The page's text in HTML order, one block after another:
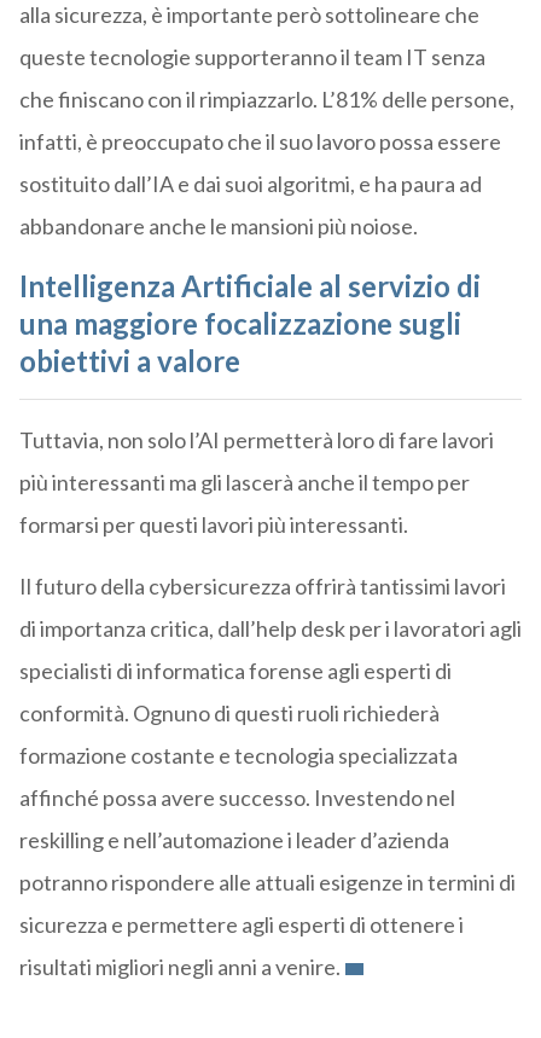
alla sicurezza, è importante però sottolineare che
queste tecnologie supporteranno il team IT senza
che finiscano con il rimpiazzarlo. L’81% delle persone,
infatti, è preoccupato che il suo lavoro possa essere
sostituito dall’IA e dai suoi algoritmi, e ha paura ad
abbandonare anche le mansioni più noiose.
Intelligenza Artificiale al servizio di
una maggiore focalizzazione sugli
obiettivi a valore
Tuttavia, non solo l’AI permetterà loro di fare lavori
più interessanti ma gli lascerà anche il tempo per
formarsi per questi lavori più interessanti.
Il futuro della cybersicurezza offrirà tantissimi lavori
di importanza critica, dall’help desk per i lavoratori agli
specialisti di informatica forense agli esperti di
conformità. Ognuno di questi ruoli richiederà
formazione costante e tecnologia specializzata
affinché possa avere successo. Investendo nel
reskilling e nell’automazione i leader d’azienda
potranno rispondere alle attuali esigenze in termini di
sicurezza e permettere agli esperti di ottenere i
risultati migliori negli anni a venire.